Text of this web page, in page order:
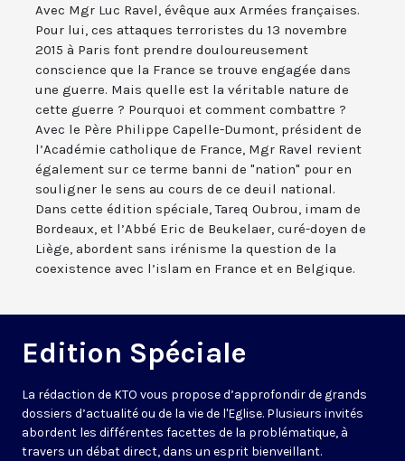
Avec Mgr Luc Ravel, évêque aux Armées françaises.
Pour lui, ces attaques terroristes du 13 novembre
2015 à Paris font prendre douloureusement
conscience que la France se trouve engagée dans
une guerre. Mais quelle est la véritable nature de
cette guerre ? Pourquoi et comment combattre ?
Avec le Père Philippe Capelle-Dumont, président de
l’Académie catholique de France, Mgr Ravel revient
également sur ce terme banni de "nation" pour en
souligner le sens au cours de ce deuil national.
Dans cette édition spéciale, Tareq Oubrou, imam de
Bordeaux, et l’Abbé Eric de Beukelaer, curé-doyen de
Liège, abordent sans irénisme la question de la
coexistence avec l’islam en France et en Belgique.
Edition Spéciale
La rédaction de KTO vous propose d’approfondir de grands
dossiers d’actualité ou de la vie de l'Eglise. Plusieurs invités
abordent les différentes facettes de la problématique, à
travers un débat direct, dans un esprit bienveillant.